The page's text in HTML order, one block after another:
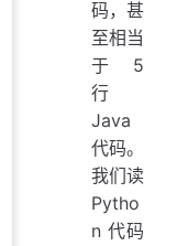
码，甚
至相当
于 5
行
Java
代码。
我们读
Pytho
n 代码